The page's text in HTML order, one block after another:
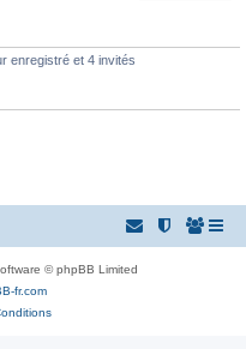
enregistré et 4 invités
© phpBB Limited
fr.com